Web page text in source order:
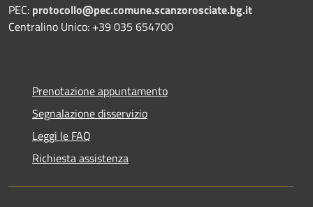
PEC: protocollo@pec.comune.scanzorosciate.bg.it
Centralino Unico: +39 035 654700
Prenotazione appuntamento
Segnalazione disservizio
Leggi le FAQ
Richiesta assistenza